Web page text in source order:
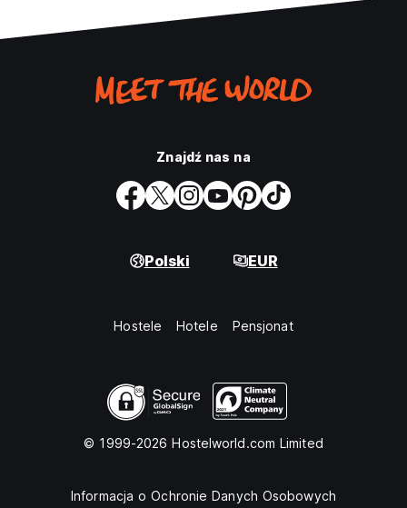
Znajdź nas na
Polski EUR
Hostele Hotele Pensjonat
© 1999-2026 Hostelworld.com Limited
Informacja o Ochronie Danych Osobowych